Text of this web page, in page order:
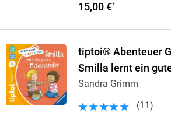
15,00 €*
tiptoi® Abenteuer
Smilla lernt ein
Sandra Grimm
(11 )